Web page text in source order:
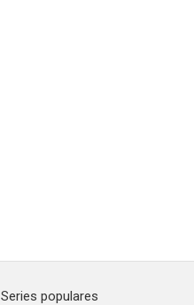
Series populares